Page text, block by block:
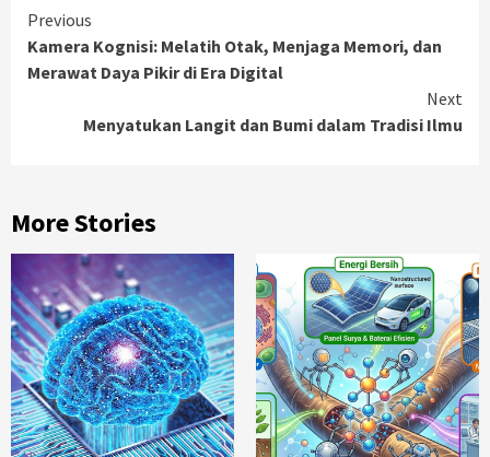
Continue
Reading
Previous
Kamera Kognisi: Melatih Otak, Menjaga Memori, dan
Merawat Daya Pikir di Era Digital
Next
Menyatukan Langit dan Bumi dalam Tradisi Ilmu
More Stories